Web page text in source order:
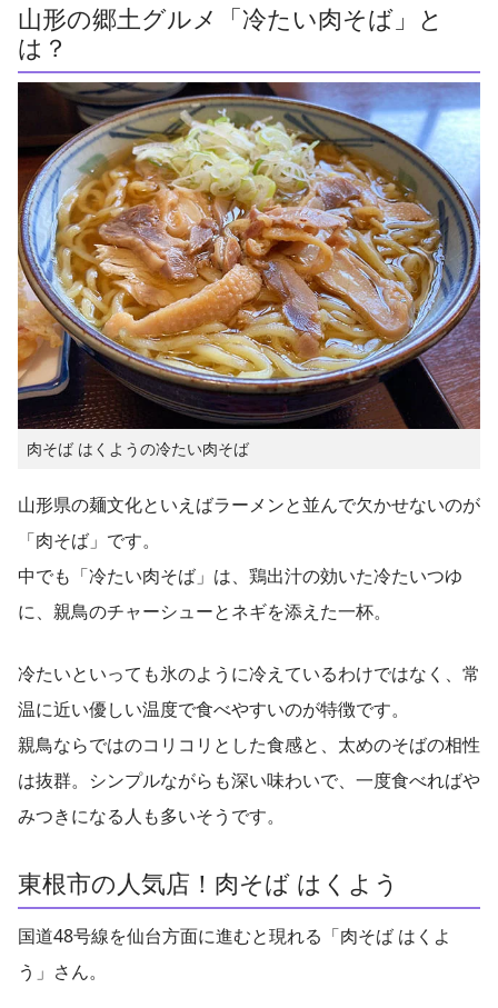
山形の郷土グルメ「冷たい肉そば」と
は？
肉そば はくようの冷たい肉そば
山形県の麺文化といえばラーメンと並んで欠かせないのが
「肉そば」です。
中でも「冷たい肉そば」は、鶏出汁の効いた冷たいつゆ
に、親鳥のチャーシューとネギを添えた一杯。
冷たいといっても氷のように冷えているわけではなく、常
温に近い優しい温度で食べやすいのが特徴です。
親鳥ならではのコリコリとした食感と、太めのそばの相性
は抜群。シンプルながらも深い味わいで、一度食べればや
みつきになる人も多いそうです。
東根市の人気店！肉そば はくよう
国道48号線を仙台方面に進むと現れる「肉そば はくよ
う」さん。